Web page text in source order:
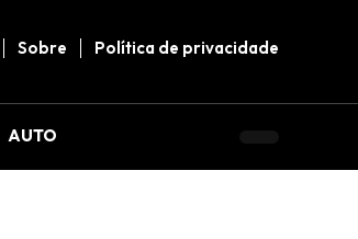
Sobre Política de privacidade
AUTO